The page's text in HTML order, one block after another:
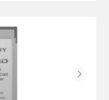
Next